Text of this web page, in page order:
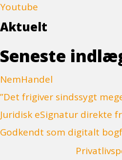
Youtube
Aktuelt
Seneste
NemHandel
”Det frigiver sindssygt
Juridisk eSignatur direkte
Godkendt som digitalt